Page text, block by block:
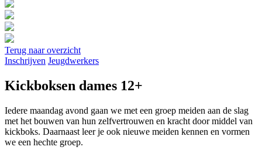
Terug naar overzicht
Inschrijven Jeugdwerkers
Kickboksen dames 12+
Iedere maandag avond gaan we met een groep meiden aan de slag
met het bouwen van hun zelfvertrouwen en kracht door middel van
kickboks. Daarnaast leer je ook nieuwe meiden kennen en vormen
we een hechte groep.